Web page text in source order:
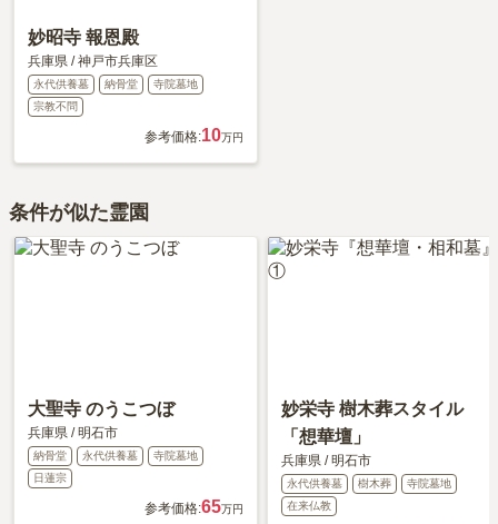
妙昭寺 報恩殿
兵庫県 /神戸市兵庫区
永代供養墓 納骨堂
寺院墓地
宗教不問
参考価格:10万円
条件が似た霊園
大聖寺 のうこつぼ
兵庫県 /明石市
納骨堂 永代供養墓
寺院墓地
日蓮宗
参考価格:65万円
妙栄寺 樹木葬スタイル
「想華壇」
兵庫県 /明石市
永代供養墓 樹木葬
寺院墓地
在来仏教